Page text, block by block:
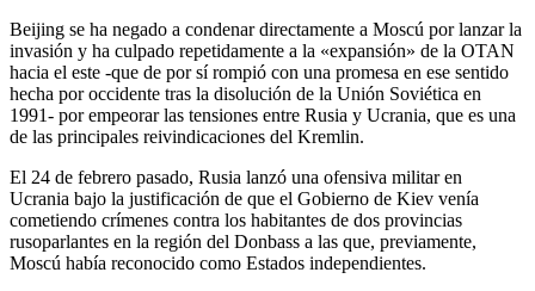
Beijing se ha negado a condenar directamente a Moscú por lanzar la
invasión y ha culpado repetidamente a la «expansión» de la OTAN
hacia el este -que de por sí rompió con una promesa en ese sentido
hecha por occidente tras la disolución de la Unión Soviética en
1991- por empeorar las tensiones entre Rusia y Ucrania, que es una
de las principales reivindicaciones del Kremlin.
El 24 de febrero pasado, Rusia lanzó una ofensiva militar en
Ucrania bajo la justificación de que el Gobierno de Kiev venía
cometiendo crímenes contra los habitantes de dos provincias
rusoparlantes en la región del Donbass a las que, previamente,
Moscú había reconocido como Estados independientes.